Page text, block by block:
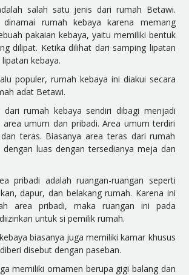
salah satu jenis dari rumah Betawi.
dinamai rumah kebaya karena memang
pakaian kebaya, yaitu memiliki bentuk
dilipat. Ketika dilihat dari samping lipatan
kebaya.
populer, rumah kebaya ini diakui secara
adat Betawi.
dari rumah kebaya sendiri dibagi menjadi
umum dan pribadi. Area umum terdiri
teras. Biasanya area teras dari rumah
dengan luas dengan tersedianya meja dan
pribadi adalah ruangan-ruangan seperti
dapur, dan belakang rumah. Karena ini
area pribadi, maka ruangan ini pada
untuk si pemilik rumah.
biasanya juga memiliki kamar khusus
disebut dengan paseban.
memiliki ornamen berupa gigi balang dan